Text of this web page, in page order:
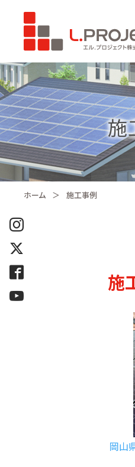
施
ホーム 施工事例
施
岡山